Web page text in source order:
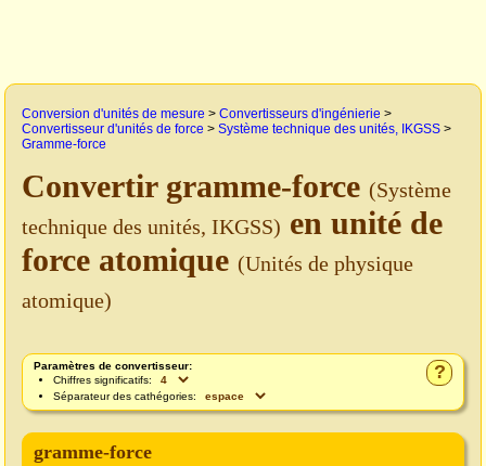
Conversion d'unités de mesure > Convertisseurs d'ingénierie >
Convertisseur d'unités de force > Système technique des unités, IKGSS >
Gramme-force
Convertir gramme-force (Système
technique des unités, IKGSS) en unité de
force atomique (Unités de physique
atomique)
?
Paramètres de convertisseur:
Chiffres significatifs:
Séparateur des cathégories:
gramme-force